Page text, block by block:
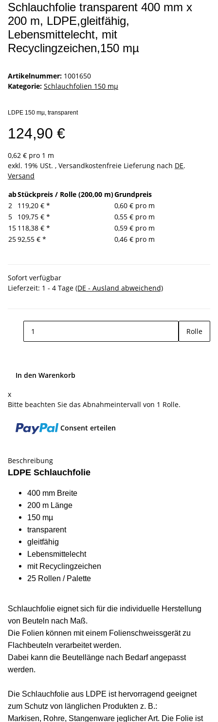
Schlauchfolie transparent 400 mm x
200 m, LDPE,gleitfähig,
Lebensmittelecht, mit
Recyclingzeichen,150 mµ
Artikelnummer: 1001650
Kategorie: Schlauchfolien 150 mµ
LDPE 150 mµ, transparent
124,90 €
0,62 € pro 1 m
exkl. 19% USt. , Versandkostenfreie Lieferung nach DE.
Versand
abStückpreis / Rolle (200,00 m)Grundpreis
2
119,20 € *
0,60 € pro m
5
109,75 € *
0,55 € pro m
15 118,38 € *
0,59 € pro m
2592,55 € * 0,46 € pro m
Sofort verfügbar
Lieferzeit: 1 - 4 Tage (DE - Ausland abweichend)
Rolle
In den Warenkorb
x
Bitte beachten Sie das Abnahmeintervall von 1 Rolle.
Consent erteilen
Beschreibung
LDPE Schlauchfolie
400 mm Breite
200 m Länge
150 mµ
transparent
gleitfähig
Lebensmittelecht
mit Recyclingzeichen
25 Rollen / Palette
Schlauchfolie eignet sich für die individuelle Herstellung
von Beuteln nach Maß.
Die Folien können mit einem Folienschweissgerät zu
Flachbeuteln verarbeitet werden.
Dabei kann die Beutellänge nach Bedarf angepasst
werden.
Die Schlauchfolie aus LDPE ist hervorragend geeignet
zum Schutz von länglichen Produkten z. B.:
Markisen, Rohre, Stangenware jeglicher Art. Die Folie ist